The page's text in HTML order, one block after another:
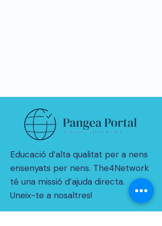
Educació d’alta qualitat per a nens
ensenyats per nens. The4Network
té una missió d’ajuda directa.
Uneix-te a nosaltres!
© 2021 per THE4NETWORK Limited